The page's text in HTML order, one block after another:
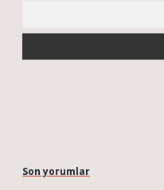
Son yorumlar